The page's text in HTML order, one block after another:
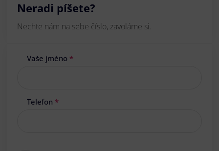
Neradi píšete?
Nechte nám na sebe číslo, zavoláme si.
Vaše jméno *
Telefon *